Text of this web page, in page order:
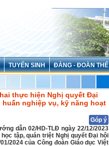
TUYỂN SINH ĐẢNG - ĐOÀN THỂ
thực hiện Nghị quyết Đại
huấn nghiệp vụ, kỹ năng hoạt
Góp ý
dẫn 02/HD-TLĐ ngày 22/12/2023
tập, quán triệt Nghị quyết Đại hội
2024 của Công đoàn Giáo dục Việt